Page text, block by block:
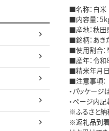
■名称：白米
■内容量：
■産地：秋田
■銘柄：あき
■使用割合
■産年：令和
■精米年月日
■注意事項：
・パッケージ
・ページ内
※ふるさと納
※返礼品到着